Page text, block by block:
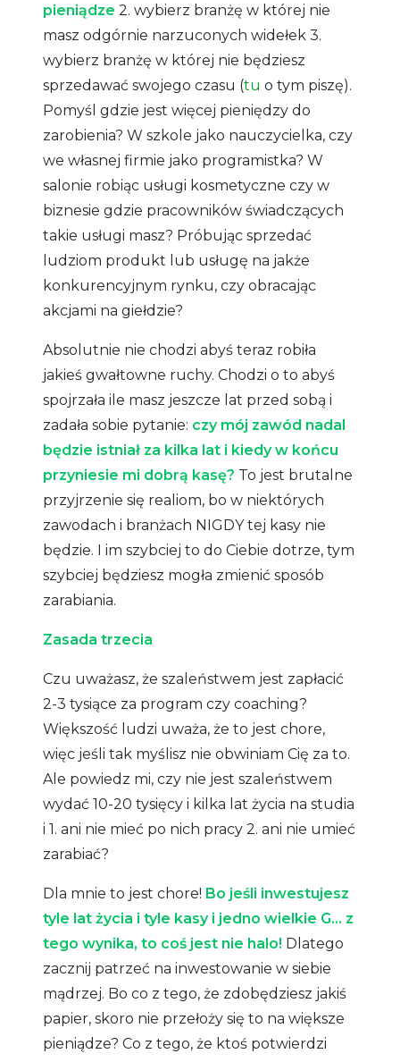
pieniądze 2. wybierz branżę w której nie
masz odgórnie narzuconych widełek 3.
wybierz branżę w której nie będziesz
sprzedawać swojego czasu (tu o tym piszę).
Pomyśl gdzie jest więcej pieniędzy do
zarobienia? W szkole jako nauczycielka, czy
we własnej firmie jako programistka? W
salonie robiąc usługi kosmetyczne czy w
biznesie gdzie pracowników świadczących
takie usługi masz? Próbując sprzedać
ludziom produkt lub usługę na jakże
konkurencyjnym rynku, czy obracając
akcjami na giełdzie?
Absolutnie nie chodzi abyś teraz robiła
jakieś gwałtowne ruchy. Chodzi o to abyś
spojrzała ile masz jeszcze lat przed sobą i
zadała sobie pytanie: czy mój zawód nadal
będzie istniał za kilka lat i kiedy w końcu
przyniesie mi dobrą kasę? To jest brutalne
przyjrzenie się realiom, bo w niektórych
zawodach i branżach NIGDY tej kasy nie
będzie. I im szybciej to do Ciebie dotrze, tym
szybciej będziesz mogła zmienić sposób
zarabiania.
Zasada trzecia
Czu uważasz, że szaleństwem jest zapłacić
2-3 tysiące za program czy coaching?
Większość ludzi uważa, że to jest chore,
więc jeśli tak myślisz nie obwiniam Cię za to.
Ale powiedz mi, czy nie jest szaleństwem
wydać 10-20 tysięcy i kilka lat życia na studia
i 1. ani nie mieć po nich pracy 2. ani nie umieć
zarabiać?
Dla mnie to jest chore! Bo jeśli inwestujesz
tyle lat życia i tyle kasy i jedno wielkie G… z
tego wynika, to coś jest nie halo! Dlatego
zacznij patrzeć na inwestowanie w siebie
mądrzej. Bo co z tego, że zdobędziesz jakiś
papier, skoro nie przełoży się to na większe
pieniądze? Co z tego, że ktoś potwierdzi